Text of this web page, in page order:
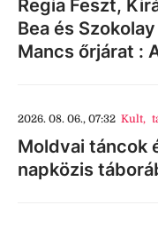
Regia Feszt,
Bea és
Mancs őrjárat :
2026. 08. 06., 07:32 Kult,
Moldvai táncok
napközis